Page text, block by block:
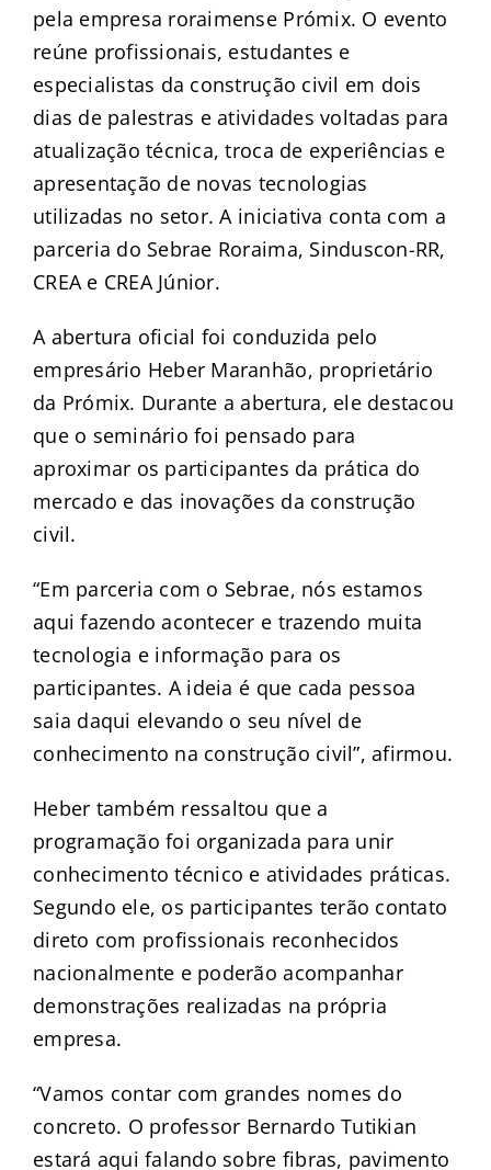
pela empresa roraimense Prómix. O evento
reúne profissionais, estudantes e
especialistas da construção civil em dois
dias de palestras e atividades voltadas para
atualização técnica, troca de experiências e
apresentação de novas tecnologias
utilizadas no setor. A iniciativa conta com a
parceria do Sebrae Roraima, Sinduscon-RR,
CREA e CREA Júnior.
A abertura oficial foi conduzida pelo
empresário Heber Maranhão, proprietário
da Prómix. Durante a abertura, ele destacou
que o seminário foi pensado para
aproximar os participantes da prática do
mercado e das inovações da construção
civil.
“Em parceria com o Sebrae, nós estamos
aqui fazendo acontecer e trazendo muita
tecnologia e informação para os
participantes. A ideia é que cada pessoa
saia daqui elevando o seu nível de
conhecimento na construção civil”, afirmou.
Heber também ressaltou que a
programação foi organizada para unir
conhecimento técnico e atividades práticas.
Segundo ele, os participantes terão contato
direto com profissionais reconhecidos
nacionalmente e poderão acompanhar
demonstrações realizadas na própria
empresa.
“Vamos contar com grandes nomes do
concreto. O professor Bernardo Tutikian
estará aqui falando sobre fibras, pavimento